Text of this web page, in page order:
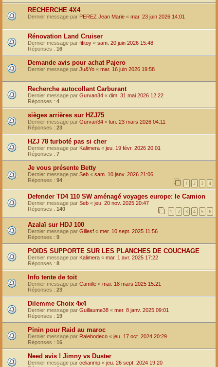
RECHERCHE 4X4
Dernier message par PEREZ Jean Marie « mar. 23 juin 2026 14:01
Rénovation Land Cruiser
Dernier message par fifitoy « sam. 20 juin 2026 15:48
Réponses : 16
Demande avis pour achat Pajero
Dernier message par Ju&Yo « mar. 16 juin 2026 19:58
Recherche autocollant Carburant
Dernier message par Gurvan34 « dim. 31 mai 2026 12:22
Réponses : 4
sièges arrières sur HZJ75
Dernier message par Gurvan34 « lun. 23 mars 2026 04:11
Réponses : 23
HZJ 78 turboté pas si cher
Dernier message par Kalimera « jeu. 19 févr. 2026 20:01
Réponses : 7
Je vous présente Betty
Dernier message par Seb « sam. 10 janv. 2026 21:06
Réponses : 94 1 2 3 4
Defender TD4 110 SW aménagé voyages europe: le Camion
Dernier message par Seb « jeu. 20 nov. 2025 20:47
Réponses : 140 1 2 3 4 5 6
Azalaï sur HDJ 100
Dernier message par Gillesf « mer. 10 sept. 2025 11:56
Réponses : 9
POIDS SUPPORTE SUR LES PLANCHES DE COUCHAGE
Dernier message par Kalimera « mar. 1 avr. 2025 17:22
Réponses : 8
Info tente de toit
Dernier message par Camille « mar. 18 mars 2025 15:21
Réponses : 23
Dilemme Choix 4x4
Dernier message par Guillaume38 « mer. 8 janv. 2025 09:01
Réponses : 19
Pinin pour Raid au maroc
Dernier message par Ralebodeco « jeu. 17 oct. 2024 20:29
Réponses : 16
Need avis ! Jimny vs Duster
Dernier message par celianmp « jeu. 26 sept. 2024 19:20